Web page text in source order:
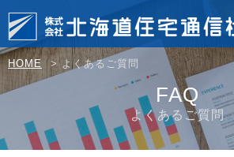
FAQ
よくあるご質問
HOME > よくあるご質問